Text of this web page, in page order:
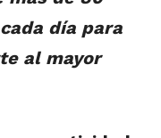
día para
al mayor